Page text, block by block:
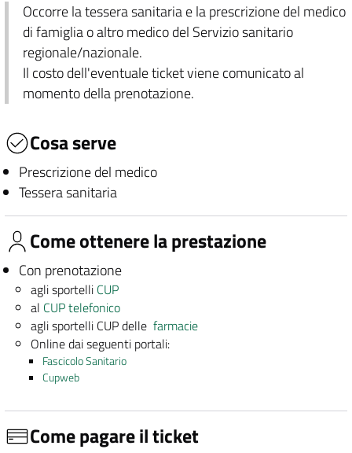
Occorre la tessera sanitaria e la prescrizione del medico
di famiglia o altro medico del Servizio sanitario
regionale/nazionale.
Il costo dell'eventuale ticket viene comunicato al
momento della prenotazione.
Cosa serve
Prescrizione del medico
Tessera sanitaria
Come ottenere la prestazione
Con prenotazione
agli sportelli CUP
al CUP telefonico
agli sportelli CUP dellefarmacie
Online dai seguenti portali:
Fascicolo Sanitario
Cupweb
Come pagare il ticket